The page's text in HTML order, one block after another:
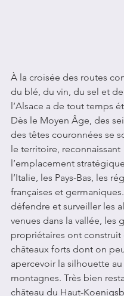
À la croisée des routes
du blé, du vin, du sel et de
l’Alsace a de tout temps
Dès le Moyen Âge, des
des têtes couronnées se
le territoire, reconnaissant
l’emplacement
l’Italie, les Pays-Bas, les
françaises et
défendre et surveiller les
venues dans la vallée, les
propriétaires ont construit
châteaux forts dont on
apercevoir la silhouette
montagnes. Très bien
château du Haut-